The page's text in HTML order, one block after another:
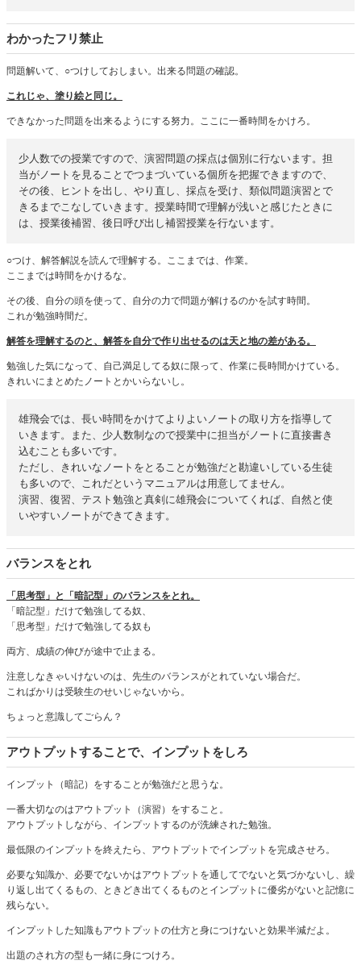
わかったフリ禁止
問題解いて、○つけしておしまい。出来る問題の確認。
これじゃ、塗り絵と同じ。
できなかった問題を出来るようにする努力。ここに一番時間をかけろ。
少人数での授業ですので、演習問題の採点は個別に行ないます。担
当がノートを見ることでつまづいている個所を把握できますので、
その後、ヒントを出し、やり直し、採点を受け、類似問題演習とで
きるまでこなしていきます。授業時間で理解が浅いと感じたときに
は、授業後補習、後日呼び出し補習授業を行ないます。
○つけ、解答解説を読んで理解する。ここまでは、作業。
ここまでは時間をかけるな。
その後、自分の頭を使って、自分の力で問題が解けるのかを試す時間。
これが勉強時間だ。
解答を理解するのと、解答を自分で作り出せるのは天と地の差がある。
勉強した気になって、自己満足してる奴に限って、作業に長時間かけている。
きれいにまとめたノートとかいらないし。
雄飛会では、長い時間をかけてよりよいノートの取り方を指導して
いきます。また、少人数制なので授業中に担当がノートに直接書き
込むことも多いです。
ただし、きれいなノートをとることが勉強だと勘違いしている生徒
も多いので、これだというマニュアルは用意してません。
演習、復習、テスト勉強と真剣に雄飛会についてくれば、自然と使
いやすいノートができてきます。
バランスをとれ
「思考型」と「暗記型」のバランスをとれ。
「暗記型」だけで勉強してる奴、
「思考型」だけで勉強してる奴も
両方、成績の伸びが途中で止まる。
注意しなきゃいけないのは、先生のバランスがとれていない場合だ。
こればかりは受験生のせいじゃないから。
ちょっと意識してごらん？
アウトプットすることで、インプットをしろ
インプット（暗記）をすることが勉強だと思うな。
一番大切なのはアウトプット（演習）をすること。
アウトプットしながら、インプットするのが洗練された勉強。
最低限のインプットを終えたら、アウトプットでインプットを完成させろ。
必要な知識か、必要でないかはアウトプットを通してでないと気づかないし、繰
り返し出てくるもの、ときどき出てくるものとインプットに優劣がないと記憶に
残らない。
インプットした知識もアウトプットの仕方と身につけないと効果半減だよ。
出題のされ方の型も一緒に身につけろ。